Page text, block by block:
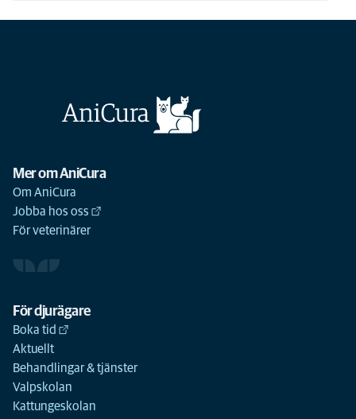
Mer om AniCura
Om AniCura
Jobba hos oss
För veterinärer
För djurägare
Boka tid
Aktuellt
Behandlingar & tjänster
Valpskolan
Kattungeskolan